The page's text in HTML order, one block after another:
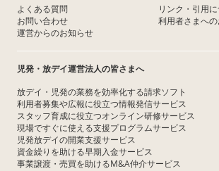
よくある質問
お問い合わせ
運営からのお知らせ
リンク・引用
利用者さまへ
児発・放デイ運営法人の皆さまへ
放デイ・児発の業務を効率化する請求ソフト
利用者募集や広報に役立つ情報発信サービス
スタッフ育成に役立つオンライン研修サービス
現場ですぐに使える支援プログラムサービス
児発放デイの開業支援サービス
資金繰りを助ける早期入金サービス
事業譲渡・売買を助けるM&A仲介サービス